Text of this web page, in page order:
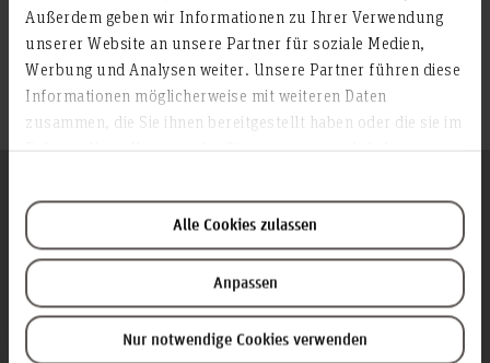
Außerdem geben wir Informationen zu Ihrer Verwendung
unserer Website an unsere Partner für soziale Medien,
Werbung und Analysen weiter. Unsere Partner führen diese
Informationen möglicherweise mit weiteren Daten
zusammen, die Sie ihnen bereitgestellt haben oder die sie im
Alle Cookies zulassen
Anpassen
Nur notwendige Cookies verwenden
Teilen
Zum Seitenanfang
Infos zur Hochschule
Kontakt und Anreise
Startseite Hochschule Hannover